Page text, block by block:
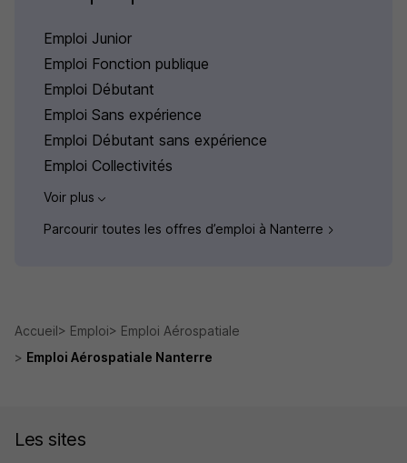
Emploi Junior
Emploi Fonction publique
Emploi Débutant
Emploi Sans expérience
Emploi Débutant sans expérience
Emploi Collectivités
Voir plus
Parcourir toutes les offres d’emploi à Nanterre
Accueil Emploi
Emploi Aérospatiale
Emploi Aérospatiale Nanterre
Les sites